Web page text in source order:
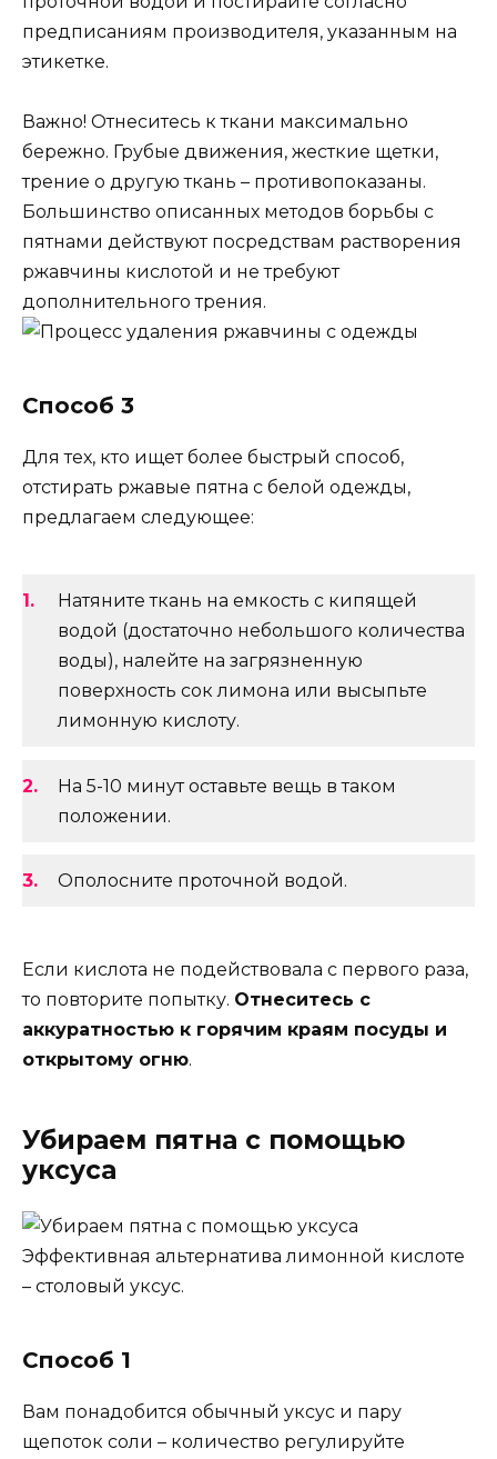
предписаниям производителя, указанным на
этикетке.
Важно! Отнеситесь к ткани максимально
бережно. Грубые движения, жесткие щетки,
трение о другую ткань – противопоказаны.
Большинство описанных методов борьбы с
пятнами действуют посредствам растворения
ржавчины кислотой и не требуют
дополнительного трения.
Способ 3
Для тех, кто ищет более быстрый способ,
отстирать ржавые пятна с белой одежды,
предлагаем следующее:
Натяните ткань на емкость с кипящей
водой (достаточно небольшого количества
воды), налейте на загрязненную
поверхность сок лимона или высыпьте
лимонную кислоту.
На 5-10 минут оставьте вещь в таком
положении.
Ополосните проточной водой.
Если кислота не подействовала с первого раза,
то повторите попытку. Отнеситесь с
аккуратностью к горячим краям посуды и
открытому огню.
Убираем пятна с помощью
уксуса
Эффективная альтернатива лимонной кислоте
– столовый уксус.
Способ 1
Вам понадобится обычный уксус и пару
щепоток соли – количество регулируйте